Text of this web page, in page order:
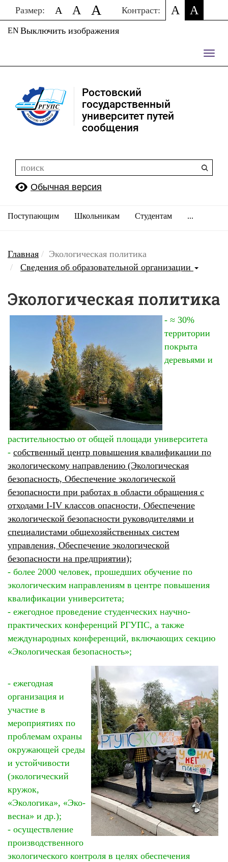
Размер: A A A Контраст: A A
Выключить изображения
EN
Ростовский
государственный
университет путей
сообщения
Обычная версия
Поступающим Школьникам Студентам ...
Главная
Экологическая политика
Сведения об образовательной организации
Экологическая политика
- ≈ 30%
территории
покрыта
деревьями и
растительностью от общей площади университета
- собственный центр повышения квалификации по
экологическому направлению (Экологическая
безопасность, Обеспечение экологической
безопасности при работах в области обращения с
отходами I-IV классов опасности, Обеспечение
экологической безопасности руководителями и
специалистами общехозяйственных систем
управления, Обеспечение экологической
безопасности на предприятии);
- более 2000 человек, прошедших обучение по
экологическим направлениям в центре повышения
квалификации университета;
- ежегодное проведение студенческих научно-
практических конференций РГУПС, а также
международных конференций, включающих секцию
«Экологическая безопасность»;
- ежегодная
организация и
участие в
мероприятиях по
проблемам охраны
окружающей среды
и устойчивости
(экологический
кружок,
«Экологика», «Эко-
весна» и др.);
- осуществление
производственного
экологического контроля в целях обеспечения